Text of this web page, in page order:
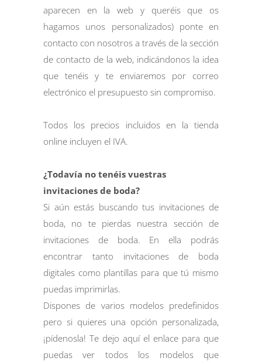
aparecen en la web y queréis que os
hagamos unos personalizados) ponte en
contacto con nosotros a través de la sección
de contacto de la web, indicándonos la idea
que tenéis y te enviaremos por correo
electrónico el presupuesto sin compromiso.
Todos los precios incluidos en la tienda
online incluyen el IVA.
¿Todavía no tenéis vuestras
invitaciones de boda?
Si aún estás buscando tus invitaciones de
boda, no te pierdas nuestra sección de
invitaciones de boda. En ella podrás
encontrar tanto invitaciones de boda
digitales como plantillas para que tú mismo
puedas imprimirlas.
Dispones de varios modelos predefinidos
pero si quieres una opción personalizada,
¡pídenosla! Te dejo aquíel enlace para que
puedas ver todos los modelos que